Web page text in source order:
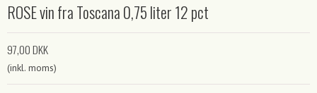
ROSE vin fra Toscana 0,75 liter 12 pct
97,00 DKK
(inkl. moms)